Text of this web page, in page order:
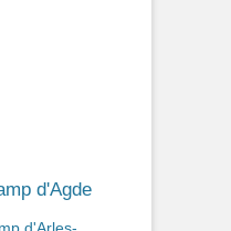
b/114372604835066525589/
in/gigi-
d'Agde